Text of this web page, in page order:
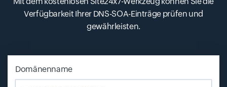
Verfügbarkeit Ihrer DNS-SOA-Einträge prüfen und
gewährleisten.
Domänenname